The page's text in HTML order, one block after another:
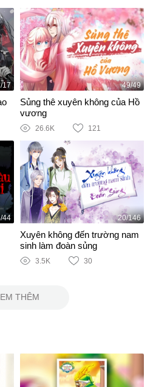
17 49/49
Sủng thê xuyên không của Hồ
vương
26.6K 121
44 20/146
Xuyên không đến trường nam
sinh làm đoàn sủng
3.5K 30
THÊM